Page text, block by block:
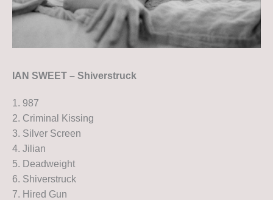
IAN SWEET – Shiverstruck
1. 987
2. Criminal Kissing
3. Silver Screen
4. Jilian
5. Deadweight
6. Shiverstruck
7. Hired Gun